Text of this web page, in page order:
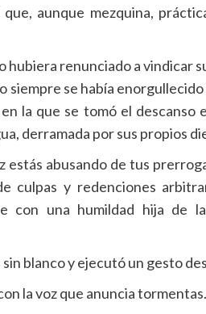
aunque mezquina,
hubiera renunciado a vindicar
se había
la que se tomó el descanso
derramada por sus propios
estás abusando de tus
culpas y redenciones
con una humildad hija de
blanco y ejecutó un gesto
la voz que anuncia tormentas.